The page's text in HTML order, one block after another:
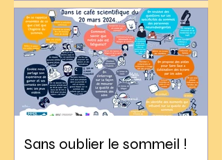
Sans oublier le sommeil !